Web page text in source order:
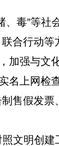
毒”等社
合行动
加强与文
名上网检
售假发
照文明创建